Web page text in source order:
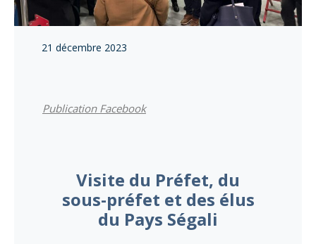
21 décembre 2023
Publication Facebook
Visite du Préfet, du
sous-préfet et des élus
du Pays Ségali